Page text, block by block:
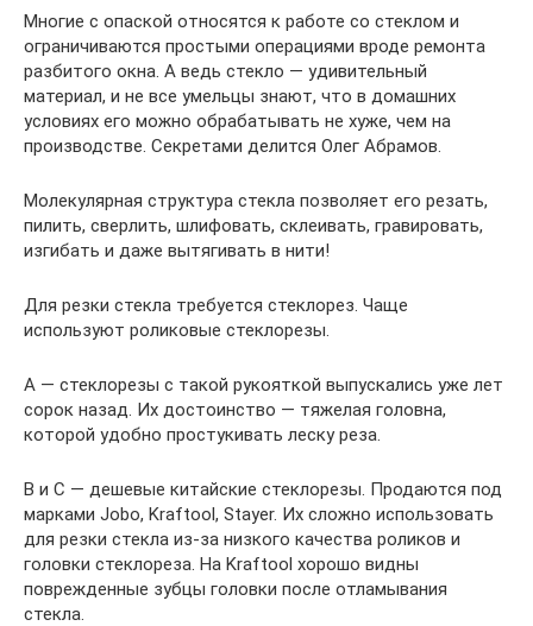
Многие с опаской относятся к работе со стеклом и
ограничиваются простыми операциями вроде ремонта
разбитого окна. А ведь стекло — удивительный
материал, и не все умельцы знают, что в домашних
условиях его можно обрабатывать не хуже, чем на
производстве. Секретами делится Олег Абрамов.
Молекулярная структура стекла позволяет его резать,
пилить, сверлить, шлифовать, склеивать, гравировать,
изгибать и даже вытягивать в нити!
Для резки стекла требуется стеклорез. Чаще
используют роликовые стеклорезы.
А — стеклорезы с такой рукояткой выпускались уже лет
сорок назад. Их достоинство — тяжелая головна,
которой удобно простукивать леску реза.
В и С — дешевые китайские стеклорезы. Продаются под
марками Jobo, Kraftool, Stayer. Их сложно использовать
для резки стекла из-за низкого качества роликов и
головки стеклореза. На Kraftool хорошо видны
поврежденные зубцы головки после отламывания
стекла.